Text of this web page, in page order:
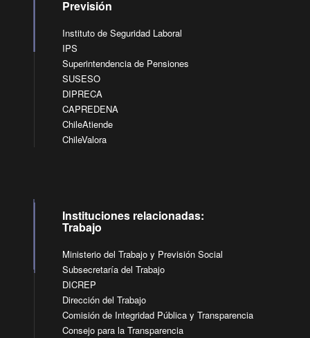
Previsión
Instituto de Seguridad Laboral
IPS
Superintendencia de Pensiones
SUSESO
DIPRECA
CAPREDENA
ChileAtiende
ChileValora
Instituciones relacionadas:
Trabajo
Ministerio del Trabajo y Previsión Social
Subsecretaría del Trabajo
DICREP
Dirección del Trabajo
Comisión de Integridad Pública y Transparencia
Consejo para la Transparencia